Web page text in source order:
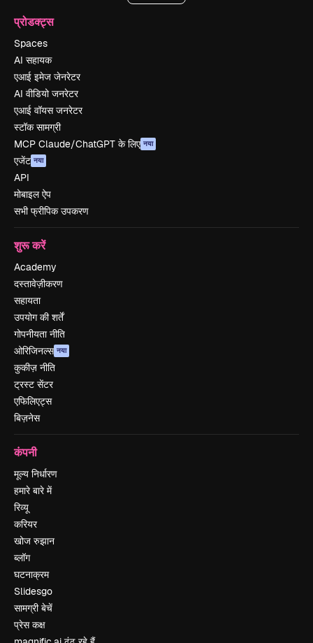
प्रोडक्ट्स
Spaces
AI सहायक
एआई इमेज जेनरेटर
AI वीडियो जनरेटर
एआई वॉयस जनरेटर
स्टॉक सामग्री
MCP Claude/ChatGPT के लिए नया
एजेंट नया
API
मोबाइल ऐप
सभी फ्रीपिक उपकरण
शुरू करें
Academy
दस्तावेज़ीकरण
सहायता
उपयोग की शर्तें
गोपनीयता नीति
ओरिजिनल्स नया
कुकीज़ नीति
ट्रस्ट सेंटर
एफिलिएट्स
बिज़नेस
कंपनी
मूल्य निर्धारण
हमारे बारे में
रिव्यू
करियर
खोज रुझान
ब्लॉग
घटनाक्रम
Slidesgo
सामग्री बेचें
प्रेस कक्ष